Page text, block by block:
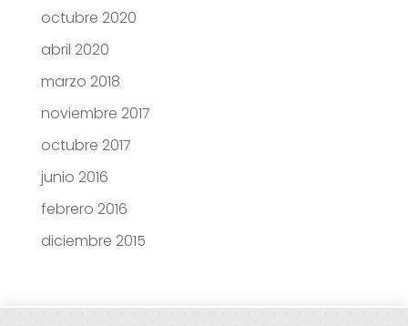
octubre 2020
abril 2020
marzo 2018
noviembre 2017
octubre 2017
junio 2016
febrero 2016
diciembre 2015